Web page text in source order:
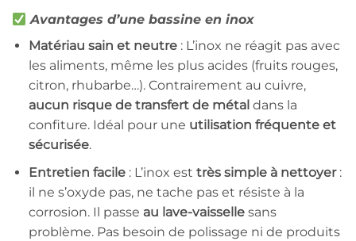
Avantages d’une bassine en inox
Matériau sain et neutre: L’inox ne réagit pas avec
les aliments, même les plus acides (fruits rouges,
citron, rhubarbe…). Contrairement au cuivre,
aucun risque de transfert de métaldans la
confiture. Idéal pour une utilisation fréquente et
sécurisée.
Entretien facile: L’inox est très simple à nettoyer:
il ne s’oxyde pas, ne tache pas et résiste à la
corrosion. Il passe au lave-vaissellesans
problème. Pas besoin de polissage ni de produits